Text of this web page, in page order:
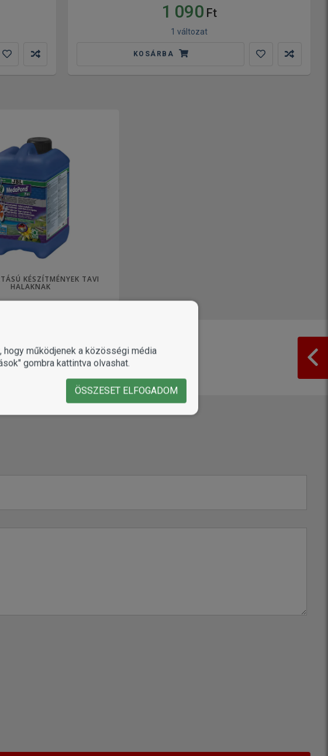
1 090 Ft
1 változat
KOSÁRBA
KÉSZÍTMÉNYEK TAVI
HALAKNAK
működjenek a közösségi média
gombra kattintva olvashat.
ÖSSZESET ELFOGADOM